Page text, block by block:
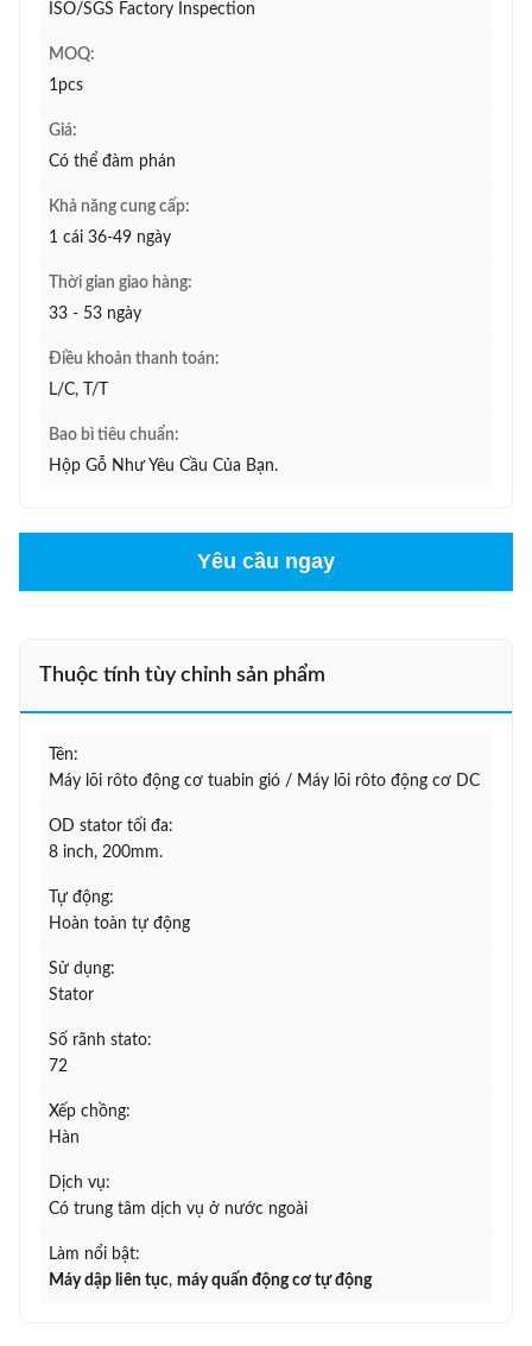
ISO/SGS Factory Inspection
MOQ:
1pcs
Giá:
Có thể đàm phán
Khả năng cung cấp:
1 cái 36-49 ngày
Thời gian giao hàng:
33 - 53 ngày
Điều khoản thanh toán:
L/C, T/T
Bao bì tiêu chuẩn:
Hộp Gỗ Như Yêu Cầu Của Bạn.
Yêu cầu ngay
Thuộc tính tùy chỉnh sản phẩm
Tên:
Máy lõi rôto động cơ tuabin gió / Máy lõi rôto động cơ DC
OD stator tối đa:
8 inch, 200mm.
Tự động:
Hoàn toàn tự động
Sử dụng:
Stator
Số rãnh stato:
72
Xếp chồng:
Hàn
Dịch vụ:
Có trung tâm dịch vụ ở nước ngoài
Làm nổi bật:
Máy dập liên tục, máy quấn động cơ tự động